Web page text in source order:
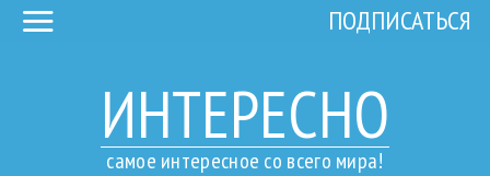
ИНТЕРЕСНО
самое интересное со всего мира!
ПОДПИСАТЬСЯ